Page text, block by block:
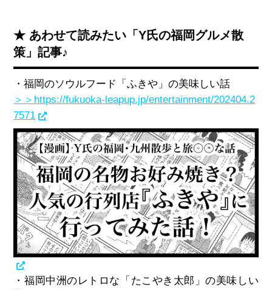
★ あわせて読みたい「Y氏の福岡グルメ散
策」記事♪
・福岡のソウルフード「ふきや」の美味しい話
＞＞https://fukuoka-leapup.jp/entertainment/202404.2
7571
・福岡中洲のレトロな「たこやき太郎」の美味しい